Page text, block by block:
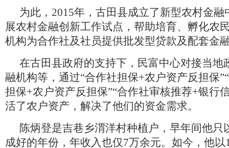
为此，2015年，古田县成立了新型农村金
展农村金融创新工作试点，帮助培育、孵化农
机构为合作社及社员提供批发型贷款及配套金
在古田县政府的支持下，民富中心对接当地
融机构等，通过“合作社担保+农户资产反担保
担保+农户资产反担保”“合作社审核推荐+银行
活了农户资产，解决了他们的资金需求。
陈炳登是吉巷乡渭洋村种植户，早年间他只
成好的年份，年收入也仅7万余元。如今，他